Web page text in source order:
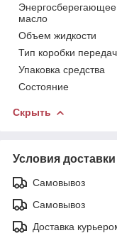
Энергосберегающее
масло
Объем жидкости
Тип коробки передач
Упаковка средства
Состояние
Скрыть
Условия доставки
Самовывоз
Самовывоз
Доставка